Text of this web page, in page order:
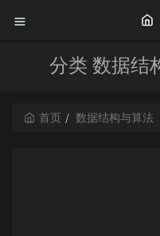
分类 数据结
首页 数据结构与算法